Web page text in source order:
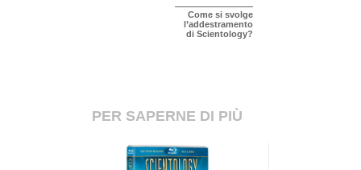
Come si svolge
l’addestramento
di Scientology?
PER SAPERNE DI PIÙ